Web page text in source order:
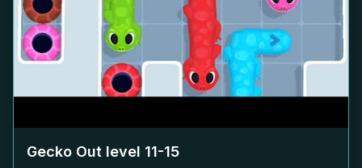
Gecko Out level 11-15